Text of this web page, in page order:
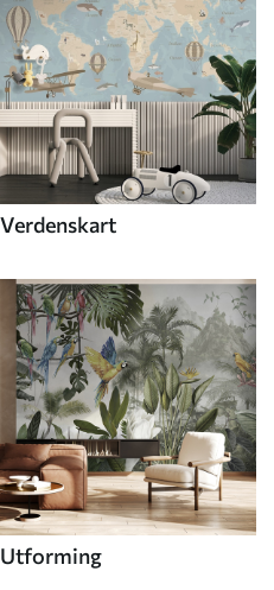
Verdenskart
Utforming